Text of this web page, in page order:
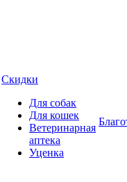
Скидки
Для собак
Для кошек
Ветеринарная
аптека
Уценка